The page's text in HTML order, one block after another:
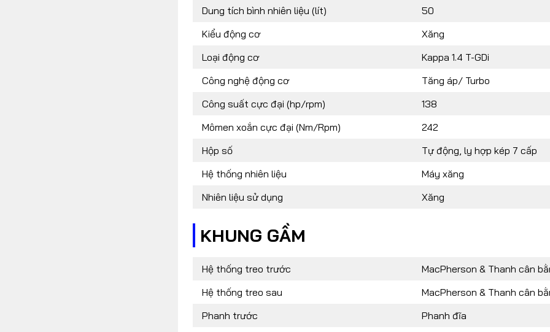
Dung tích bình nhiên liệu (lít)
50
Kiểu động cơ
Xăng
Loại động cơ
Kappa 1.4 T-GDi
Công nghệ động cơ
Tăng áp/ Turbo
Công suất cực đại (hp/rpm)
138
Mômen xoắn cực đại (Nm/Rpm)
242
Hộp số
Tự động, ly hợp kép 7 cấp
Hệ thống nhiên liệu
Máy xăng
Nhiên liệu sử dụng
Xăng
KHUNG GẦM
Hệ thống treo trước
MacPherson & Thanh cân
Hệ thống treo sau
MacPherson & Thanh cân
Phanh trước
Phanh đĩa